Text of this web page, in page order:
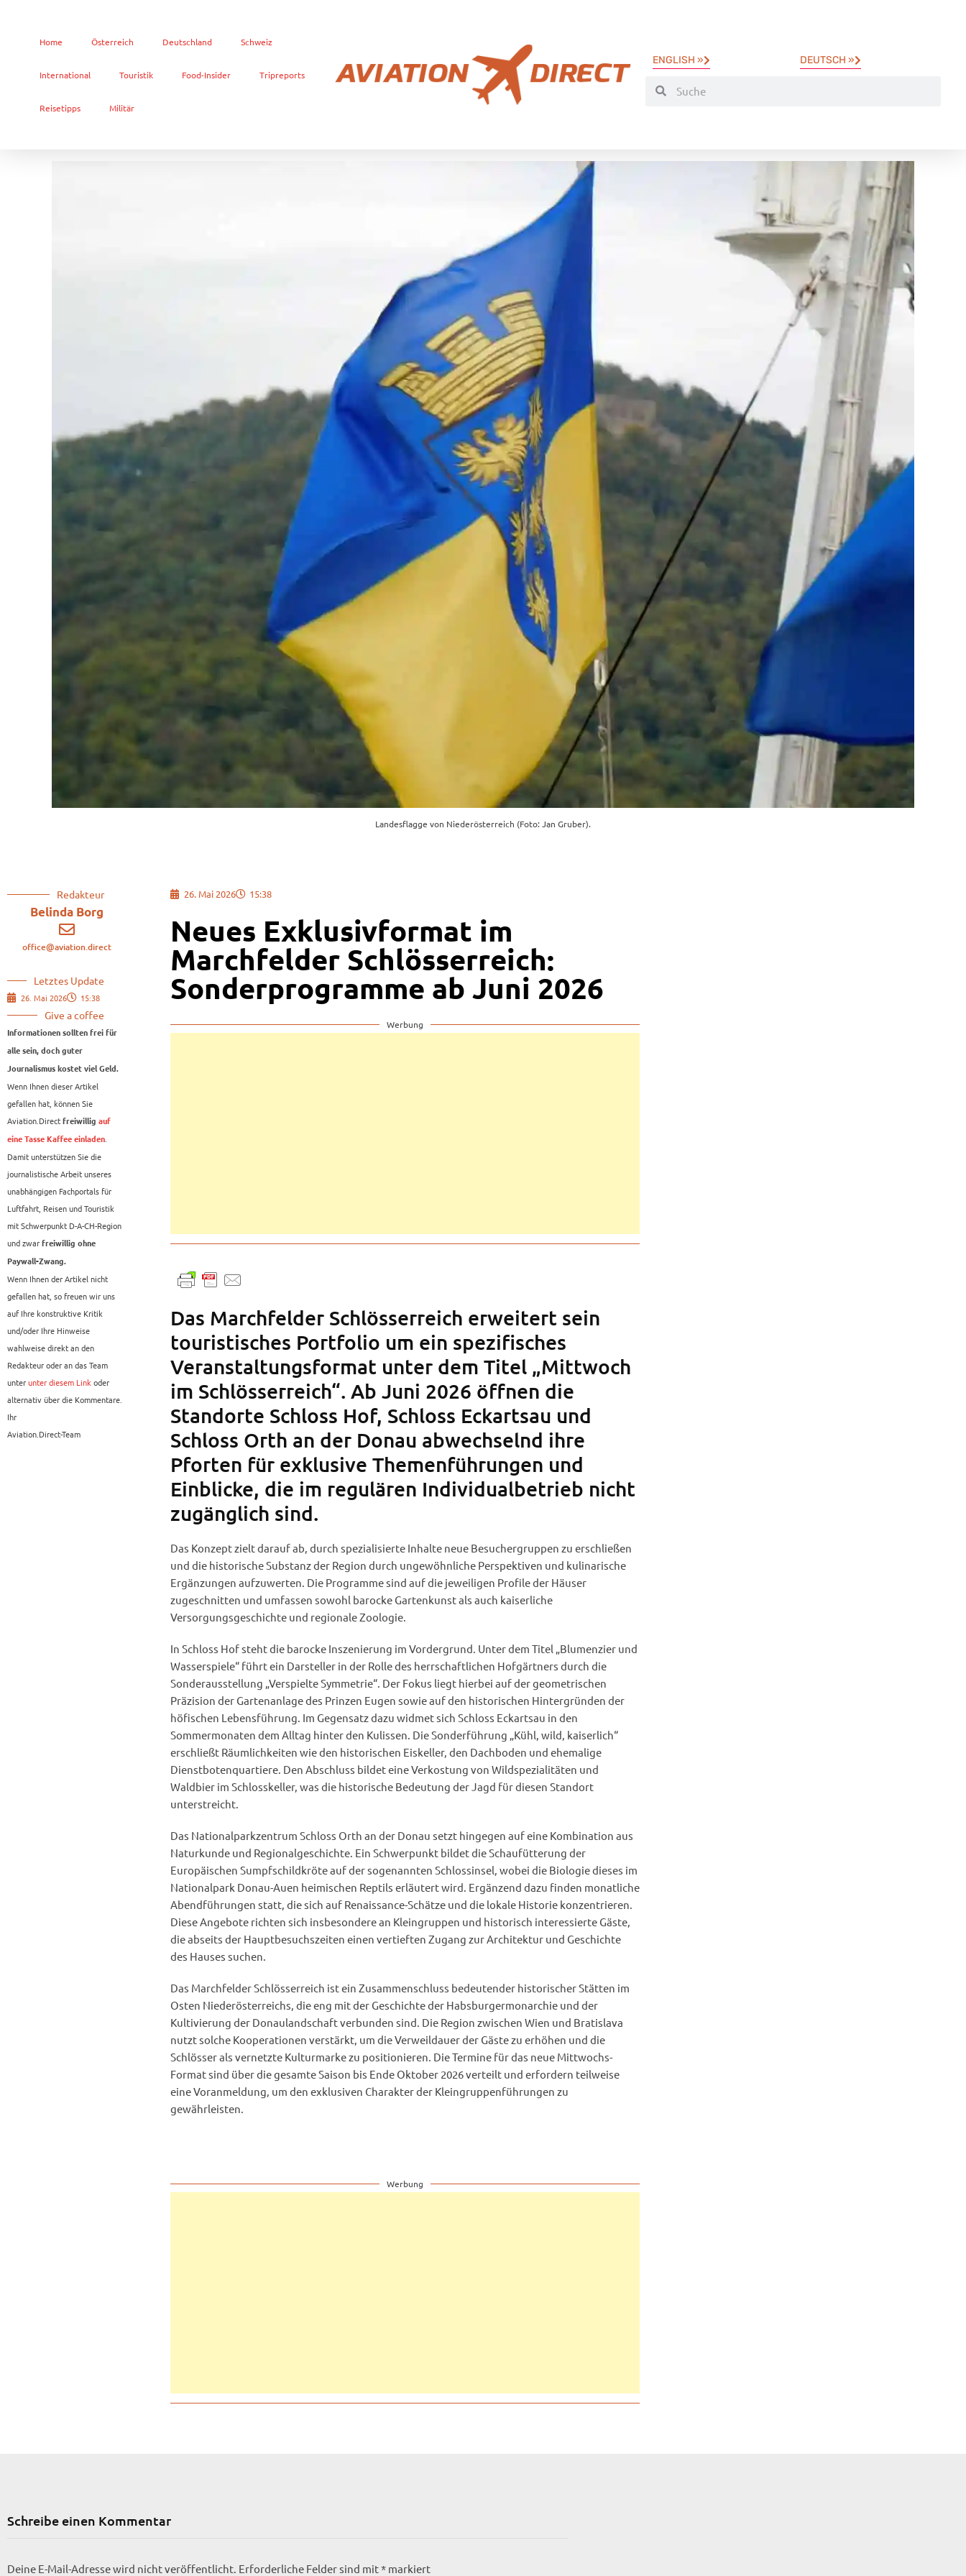
Home Österreich Deutschland Schweiz
International Touristik Food-Insider Tripreports
Reisetipps Militär
ENGLISH » DEUTSCH »
Landesflagge von Niederösterreich (Foto: Jan Gruber).
Redakteur
Belinda Borg
office@aviation.direct
Letztes Update
26. Mai 2026 15:38
Give a coffee
Informationen sollten frei für
alle sein, doch guter
Journalismus kostet viel Geld.
Wenn Ihnen dieser Artikel
gefallen hat, können Sie
Aviation.Direct freiwillig auf
eine Tasse Kaffee einladen.
Damit unterstützen Sie die
journalistische Arbeit unseres
unabhängigen Fachportals für
Luftfahrt, Reisen und Touristik
mit Schwerpunkt D-A-CH-Region
und zwar freiwillig ohne
Paywall-Zwang.
Wenn Ihnen der Artikel nicht
gefallen hat, so freuen wir uns
auf Ihre konstruktive Kritik
und/oder Ihre Hinweise
wahlweise direkt an den
Redakteur oder an das Team
unterunter diesem Linkoder
alternativ über die Kommentare.
Ihr
Aviation.Direct-Team
26. Mai 2026 15:38
Neues Exklusivformat im
Marchfelder Schlösserreich:
Sonderprogramme ab Juni 2026
Werbung
Das Marchfelder Schlösserreich erweitert sein
touristisches Portfolio um ein spezifisches
Veranstaltungsformat unter dem Titel „Mittwoch
im Schlösserreich“. Ab Juni 2026 öffnen die
Standorte Schloss Hof, Schloss Eckartsau und
Schloss Orth an der Donau abwechselnd ihre
Pforten für exklusive Themenführungen und
Einblicke, die im regulären Individualbetrieb nicht
zugänglich sind.
Das Konzept zielt darauf ab, durch spezialisierte Inhalte neue Besuchergruppen zu erschließen
und die historische Substanz der Region durch ungewöhnliche Perspektiven und kulinarische
Ergänzungen aufzuwerten. Die Programme sind auf die jeweiligen Profile der Häuser
zugeschnitten und umfassen sowohl barocke Gartenkunst als auch kaiserliche
Versorgungsgeschichte und regionale Zoologie.
In Schloss Hof steht die barocke Inszenierung im Vordergrund. Unter dem Titel „Blumenzier und
Wasserspiele“ führt ein Darsteller in der Rolle des herrschaftlichen Hofgärtners durch die
Sonderausstellung „Verspielte Symmetrie“. Der Fokus liegt hierbei auf der geometrischen
Präzision der Gartenanlage des Prinzen Eugen sowie auf den historischen Hintergründen der
höfischen Lebensführung. Im Gegensatz dazu widmet sich Schloss Eckartsau in den
Sommermonaten dem Alltag hinter den Kulissen. Die Sonderführung „Kühl, wild, kaiserlich“
erschließt Räumlichkeiten wie den historischen Eiskeller, den Dachboden und ehemalige
Dienstbotenquartiere. Den Abschluss bildet eine Verkostung von Wildspezialitäten und
Waldbier im Schlosskeller, was die historische Bedeutung der Jagd für diesen Standort
unterstreicht.
Das Nationalparkzentrum Schloss Orth an der Donau setzt hingegen auf eine Kombination aus
Naturkunde und Regionalgeschichte. Ein Schwerpunkt bildet die Schaufütterung der
Europäischen Sumpfschildkröte auf der sogenannten Schlossinsel, wobei die Biologie dieses im
Nationalpark Donau-Auen heimischen Reptils erläutert wird. Ergänzend dazu finden monatliche
Abendführungen statt, die sich auf Renaissance-Schätze und die lokale Historie konzentrieren.
Diese Angebote richten sich insbesondere an Kleingruppen und historisch interessierte Gäste,
die abseits der Hauptbesuchszeiten einen vertieften Zugang zur Architektur und Geschichte
des Hauses suchen.
Das Marchfelder Schlösserreich ist ein Zusammenschluss bedeutender historischer Stätten im
Osten Niederösterreichs, die eng mit der Geschichte der Habsburgermonarchie und der
Kultivierung der Donaulandschaft verbunden sind. Die Region zwischen Wien und Bratislava
nutzt solche Kooperationen verstärkt, um die Verweildauer der Gäste zu erhöhen und die
Schlösser als vernetzte Kulturmarke zu positionieren. Die Termine für das neue Mittwochs-
Format sind über die gesamte Saison bis Ende Oktober 2026 verteilt und erfordern teilweise
eine Voranmeldung, um den exklusiven Charakter der Kleingruppenführungen zu
gewährleisten.
Werbung
Schreibe einen Kommentar
Deine E-Mail-Adresse wird nicht veröffentlicht. Erforderliche Felder sind mit* markiert